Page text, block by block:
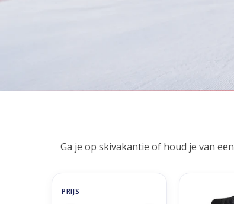
Reistassen &
Ga je op skivakantie of houd je van